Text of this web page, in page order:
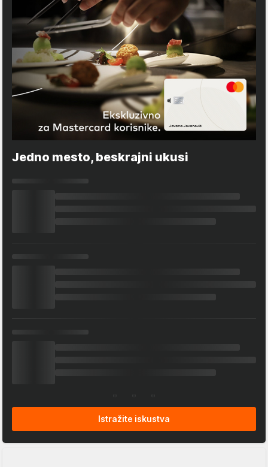
Jedno mesto, beskrajni ukusi
Istražite iskustva